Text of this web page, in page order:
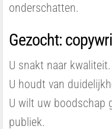
onderschatten.
Gezocht:
U snakt naar kwaliteit.
U houdt van
U wilt uw boodschap
publiek.